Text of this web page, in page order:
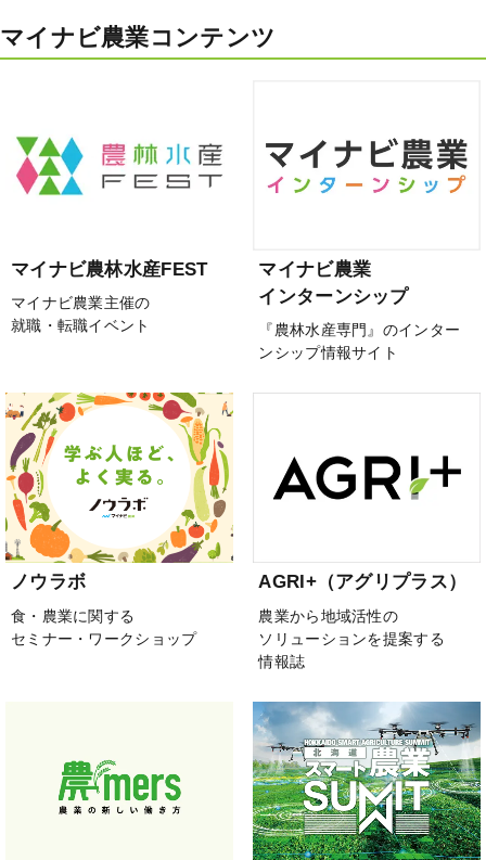
マイナビ農業コンテンツ
マイナビ農林水産FEST
マイナビ農業主催の
就職・転職イベント
マイナビ農業
インターンシップ
『農林水産専門』のインター
ンシップ情報サイト
ノウラボ
食・農業に関する
セミナー・ワークショップ
AGRI+（アグリプラス）
農業から地域活性の
ソリューションを提案する
情報誌